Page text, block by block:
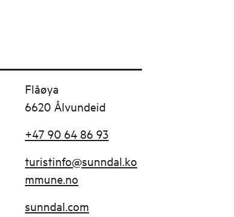
Flåøya
6620 Ålvundeid
+47 90 64 86 93
turistinfo@sunndal.ko
mmune.no
sunndal.com